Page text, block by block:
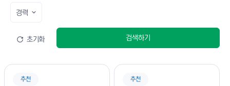
2026 직무부트 트랙(직무분석형(8월_금융권 직무 분야)
2026년 졸업생 특화 프로그램 「ALL PASS 하반기 공채 대비 취업 특강」
검색하기
초기화
추천 추천